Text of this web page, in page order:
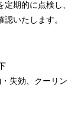
期的に点検し、
いたします。
失効、クーリン